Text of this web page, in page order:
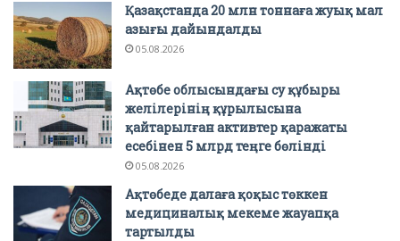
Қазақстанда 20 млн тоннаға жуық мал
азығы дайындалды
05.08.2026
Ақтөбе облысындағы су құбыры
желілерінің құрылысына
қайтарылған активтер қаражаты
есебінен 5 млрд теңге бөлінді
05.08.2026
Ақтөбеде далаға қоқыс төккен
медициналық мекеме жауапқа
тартылды